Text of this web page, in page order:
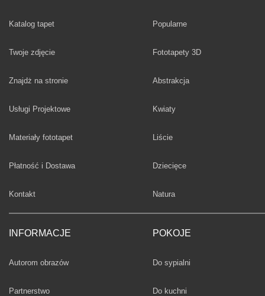
Katalog tapet
Twoje zdjęcie
Znajdż na stronie
Usługi Projektowe
Materiały fototapet
Płatność i Dostawa
Kontakt
INFORMACJE
Autorom obrazów
Partnerstwo
Fototapety
Popularne
Fototapety 3D
Fototapety
Abstrakcja
Fototapety
Kwiaty
Fototapety
Liście
Fototapety
Dziecięce
Fototapety
Natura
POKOJE
Fototapety
Do sypialni
Fototapety
Do kuchni